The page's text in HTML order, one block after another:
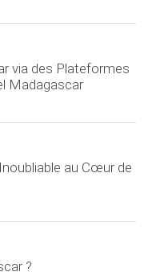
via des Plateformes
Madagascar
au Cœur de
?